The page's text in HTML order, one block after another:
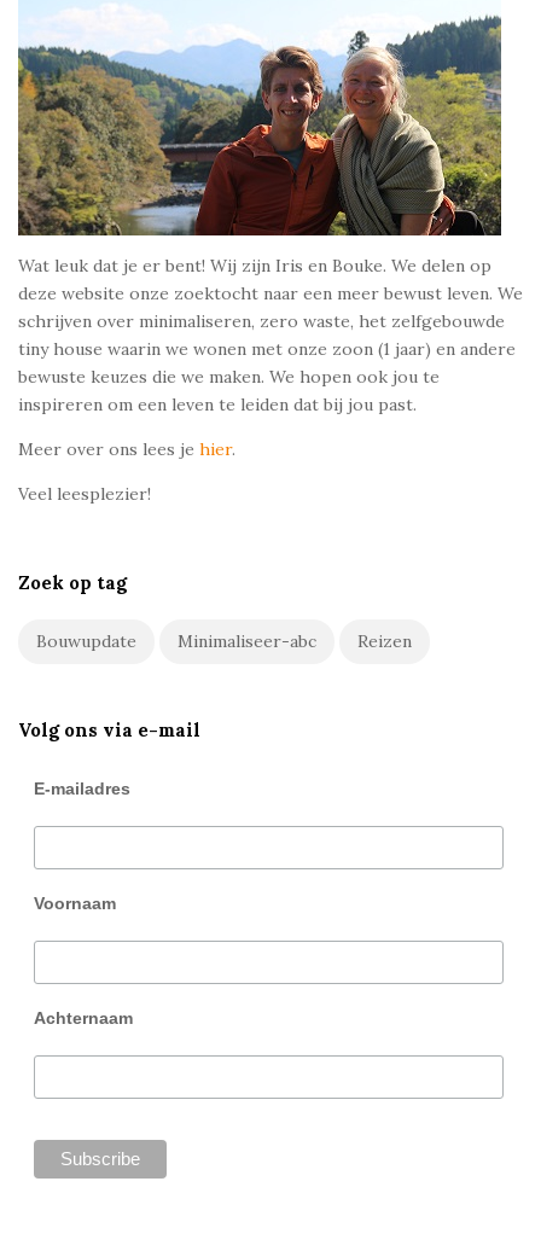
Wat leuk dat je er bent! Wij zijn Iris en Bouke. We delen op
deze website onze zoektocht naar een meer bewust leven. We
schrijven over minimaliseren, zero waste, het zelfgebouwde
tiny house waarin we wonen met onze zoon (1 jaar) en andere
bewuste keuzes die we maken. We hopen ook jou te
inspireren om een leven te leiden dat bij jou past.
Meer over ons lees je hier.
Veel leesplezier!
Zoek op tag
Bouwupdate Minimaliseer-abc Reizen
Volg ons via e-mail
E-mailadres
Voornaam
Achternaam